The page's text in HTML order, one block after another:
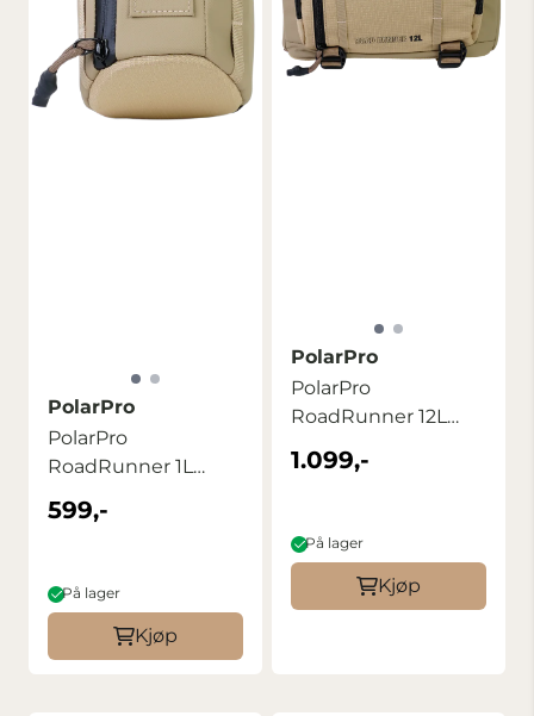
PolarPro
PolarPro
RoadRunner 1L
Case Desert
599,-
På lager
Kjøp
PolarPro
PolarPro
RoadRunner 12L
Sling Desert
1.099,-
På lager
Kjøp